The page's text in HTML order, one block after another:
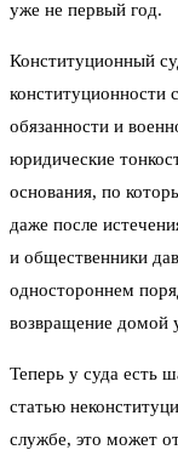
уже не первый год.
Конституционный
конституционности
обязанности и
юридические
основания, по
даже после
и общественники
одностороннем
возвращение домой
Теперь у суда есть
статью
службе, это может